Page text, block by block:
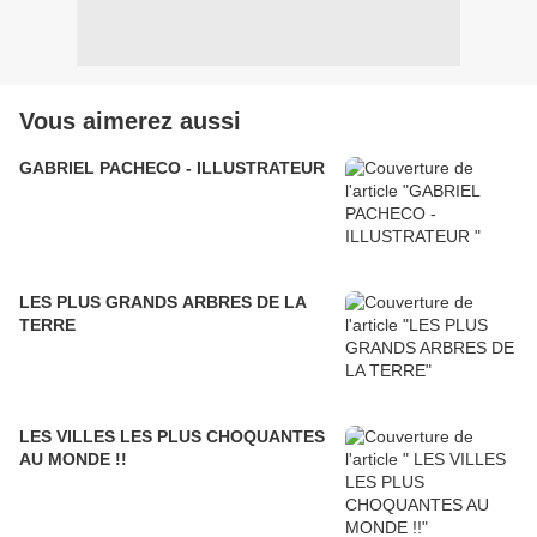
Vous aimerez aussi
GABRIEL PACHECO - ILLUSTRATEUR
LES PLUS GRANDS ARBRES DE LA
TERRE
LES VILLES LES PLUS CHOQUANTES
AU MONDE !!